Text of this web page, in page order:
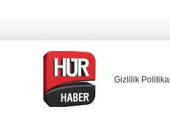
Gizlilik